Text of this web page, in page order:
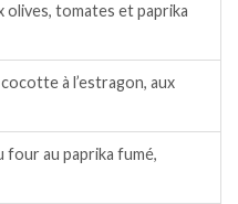
olives, tomates et paprika
à l’estragon, aux
au paprika fumé,